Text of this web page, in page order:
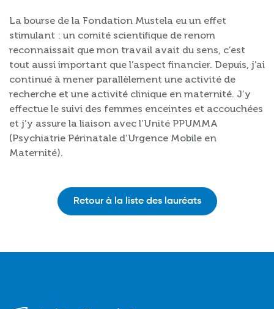
La bourse de la Fondation Mustela eu un effet
stimulant : un comité scientifique de renom
reconnaissait que mon travail avait du sens, c’est
tout aussi important que l’aspect financier. Depuis, j’ai
continué à mener parallèlement une activité de
recherche et une activité clinique en maternité. J’y
effectue le suivi des femmes enceintes et accouchées
et j’y assure la liaison avec l’Unité PPUMMA
(Psychiatrie Périnatale d’Urgence Mobile en
Maternité).
Retour à la liste des lauréats